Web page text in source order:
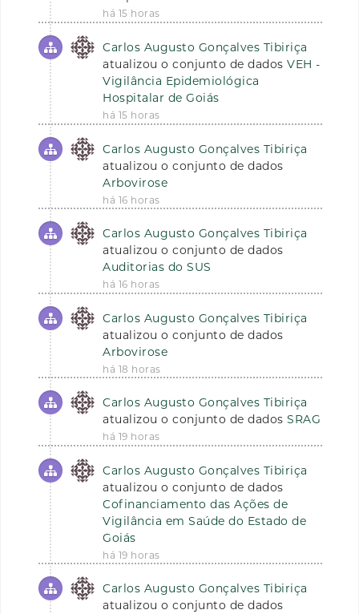
há 15 horas
Carlos Augusto Gonçalves Tibiriça
atualizou o conjunto de dados VEH -
Vigilância Epidemiológica
Hospitalar de Goiás
há 15 horas
Carlos Augusto Gonçalves Tibiriça
atualizou o conjunto de dados
Arbovirose
há 16 horas
Carlos Augusto Gonçalves Tibiriça
atualizou o conjunto de dados
Auditorias do SUS
há 16 horas
Carlos Augusto Gonçalves Tibiriça
atualizou o conjunto de dados
Arbovirose
há 18 horas
Carlos Augusto Gonçalves Tibiriça
atualizou o conjunto de dados SRAG
há 19 horas
Carlos Augusto Gonçalves Tibiriça
atualizou o conjunto de dados
Cofinanciamento das Ações de
Vigilância em Saúde do Estado de
Goiás
há 19 horas
Carlos Augusto Gonçalves Tibiriça
atualizou o conjunto de dados